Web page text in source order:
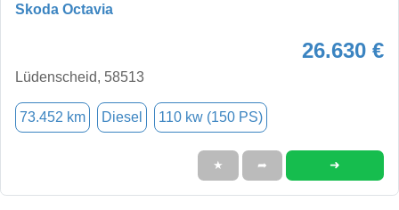
Skoda Octavia
26.630 €
Lüdenscheid, 58513
73.452 km Diesel 110 kw (150 PS)
★ ➦ ➜